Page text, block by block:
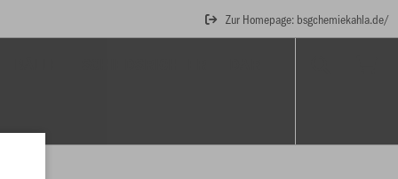
Zur Homepage: bsgchemiekahla.de/